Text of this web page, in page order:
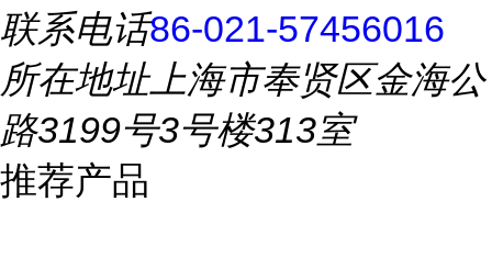
联系电话86-021-57456016
所在地址上海市奉贤区金海公
路3199号3号楼313室
推荐产品